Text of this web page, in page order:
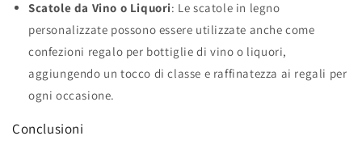
Scatole da Vino o Liquori: Le scatole in legno
personalizzate possono essere utilizzate anche come
confezioni regalo per bottiglie di vino o liquori,
aggiungendo un tocco di classe e raffinatezza ai regali per
ogni occasione.
Conclusioni